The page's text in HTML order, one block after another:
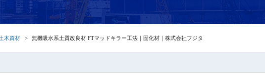
木資材 無機吸水系土質改良材 FTマッドキラー工法｜固化材｜株式会社フジタ